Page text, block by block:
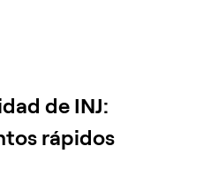
de INJ:
rápidos